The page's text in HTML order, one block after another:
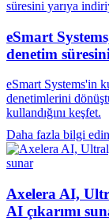
eSmart
denetim
eSmart Systems'in
denetimlerini
kullandığını keşfet.
Daha fazla bilgi edin
Axelera AI,
AI çıkarımı